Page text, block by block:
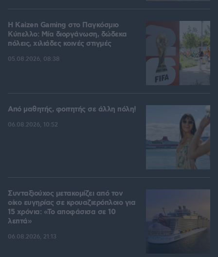
H Kaizen Gaming στο Παγκόσμιο
Kύπελλο: Μία διοργάνωση, δώδεκα
πόλεις, χιλιάδες κοινές στιγμές
05.08.2026, 08:38
Από μαθητής, φοιτητής σε άλλη πόλη!
06.08.2026, 10:52
Συνταξιούχος μετακομίζει από τον
οίκο ευγηρίας σε κρουαζιερόπλοιο για
15 χρόνια: «Το αποφάσισα σε 10
λεπτά»
06.08.2026, 21:13